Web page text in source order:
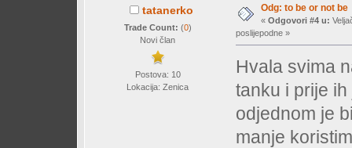
tatanerko
Trade Count: (0)
Novi član
Postova: 10
Lokacija: Zenica
Odg: to be or not be
« Odgovori #4 u:
poslijepodne »
Hvala svima
tanku i prije
odjednom je
manje